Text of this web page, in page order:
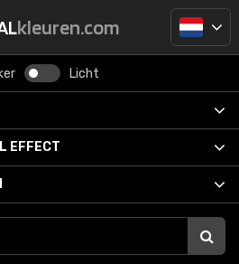
kleuren.com
Licht
EFFECT